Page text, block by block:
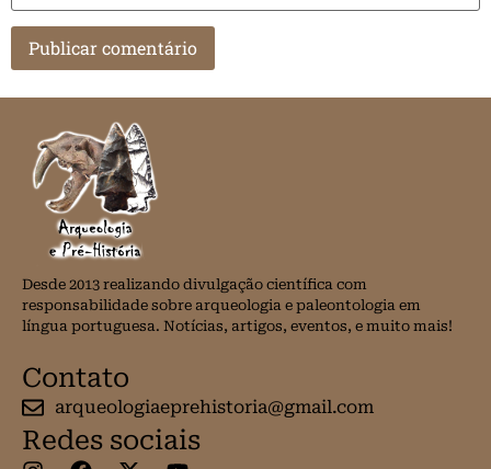
Desde 2013 realizando divulgação científica com
responsabilidade sobre arqueologia e paleontologia em
língua portuguesa. Notícias, artigos, eventos, e muito mais!
Contato
arqueologiaeprehistoria@gmail.com
Redes sociais